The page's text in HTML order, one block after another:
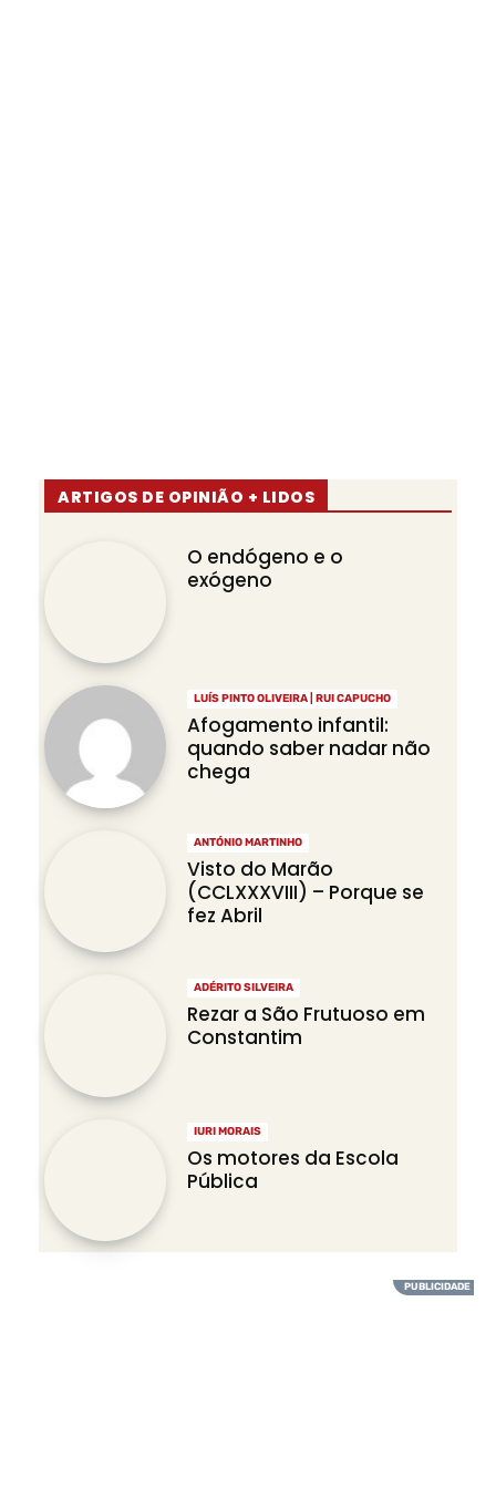
ARTIGOS DE OPINIÃO + LIDOS
O endógeno e o
exógeno
LUÍS PINTO OLIVEIRA | RUI CAPUCHO
Afogamento infantil:
quando saber nadar não
chega
ANTÓNIO MARTINHO
Visto do Marão
(CCLXXXVIII) – Porque se
fez Abril
ADÉRITO SILVEIRA
Rezar a São Frutuoso em
Constantim
IURI MORAIS
Os motores da Escola
Pública